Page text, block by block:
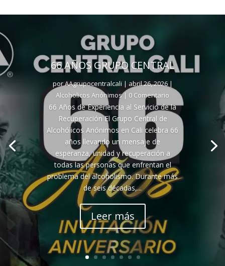
66 AÑOS GRUPO CENTRAL
porAAgrupocentralcali | abril 26, 2026|
Alcoholicos Anónimos| 0 Comentario
66 Años de Experiencia al Servicio de la
Recuperación El Grupo Central de
Alcohólicos Anónimos en Cali celebra 66
años llevando un mensaje de
esperanza, unidad y recuperación a
todas las personas que enfrentan el
problema del alcoholismo. Durante más
de seis décadas,...
Leer más